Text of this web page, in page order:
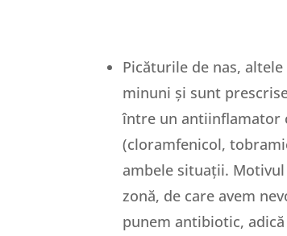
Picăturile de nas,
minuni și sunt
între un antiinflamator
(cloramfenicol,
ambele situații.
zonă, de care avem
punem antibiotic,